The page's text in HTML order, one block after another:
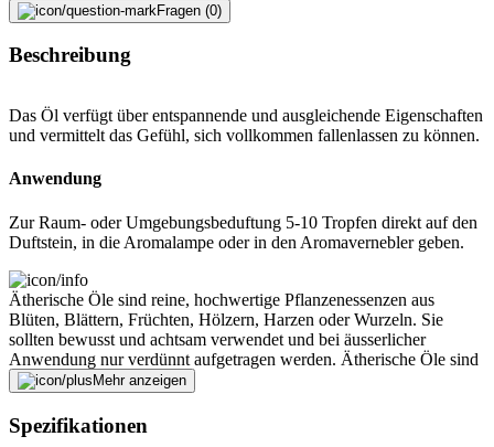
Fragen (0)
Beschreibung
Das Öl verfügt über entspannende und ausgleichende Eigenschaften
und vermittelt das Gefühl, sich vollkommen fallenlassen zu können.
Anwendung
Zur Raum- oder Umgebungsbeduftung 5-10 Tropfen direkt auf den
Duftstein, in die Aromalampe oder in den Aromavernebler geben.
Ätherische Öle sind reine, hochwertige Pflanzenessenzen aus
Blüten, Blättern, Früchten, Hölzern, Harzen oder Wurzeln. Sie
sollten bewusst und achtsam verwendet und bei äusserlicher
Anwendung nur verdünnt aufgetragen werden. Ätherische Öle sind
von Natur aus leicht entflammbar und sollten deshalb immer an
einem sicheren, für Kinder unzugänglichen Ort, aufbewahrt werden.
Vermeiden Sie den direkten Kontakt mit Augen und Schleimhäuten.
Bei kühler, lichtgeschützter Lagerung sind die meisten ätherischen
Mehr anzeigen
Spezifikationen